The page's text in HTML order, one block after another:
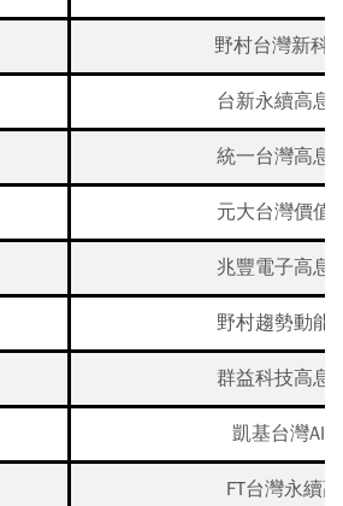
野村台灣新科
台新永續高息
統一台灣高息
元大台灣價值
兆豐電子高息
野村趨勢動能
群益科技高息
凱基台灣AI
FT台灣永續